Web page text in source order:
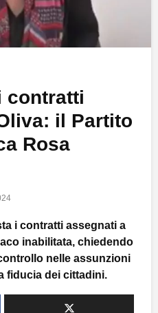
contratti
il Partito
Rosa
i contratti assegnati a
inabilitata, chiedendo
nelle assunzioni
fiducia dei cittadini.